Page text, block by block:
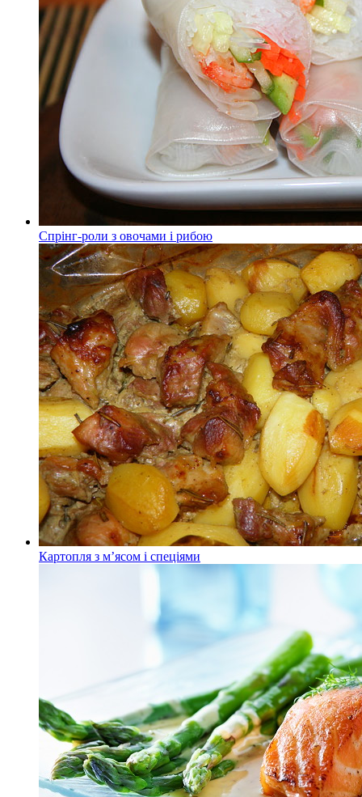
Спрінг-роли з овочами і рибою
Картопля з м’ясом і спеціями